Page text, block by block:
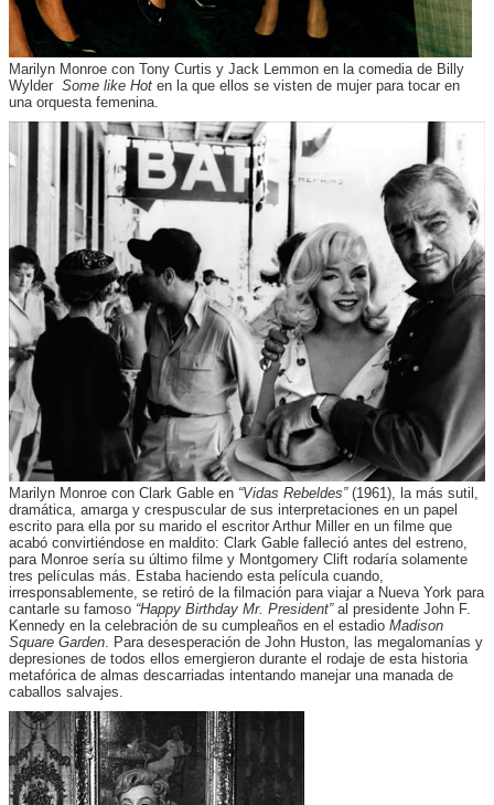
Marilyn Monroe con Tony Curtis y Jack Lemmon en la comedia de Billy
Wylder Some like Hot en la que ellos se visten de mujer para tocar en
una orquesta femenina.
Marilyn Monroe con Clark Gable en “Vidas Rebeldes”(1961), la más sutil,
dramática, amarga y crespuscular de sus interpretaciones en un papel
escrito para ella por su marido el escritor Arthur Miller en un filme que
acabó convirtiéndose en maldito: Clark Gable falleció antes del estreno,
para Monroe sería su último filme y Montgomery Clift rodaría solamente
tres películas más. Estaba haciendo esta película cuando,
irresponsablemente, se retiró de la filmación para viajar a Nueva York para
cantarle su famoso “Happy Birthday Mr. President”al presidente John F.
Kennedy en la celebración de su cumpleaños en el estadio Madison
Square Garden. Para desesperación de John Huston, las megalomanías y
depresiones de todos ellos emergieron durante el rodaje de esta historia
metafórica de almas descarriadas intentando manejar una manada de
caballos salvajes.